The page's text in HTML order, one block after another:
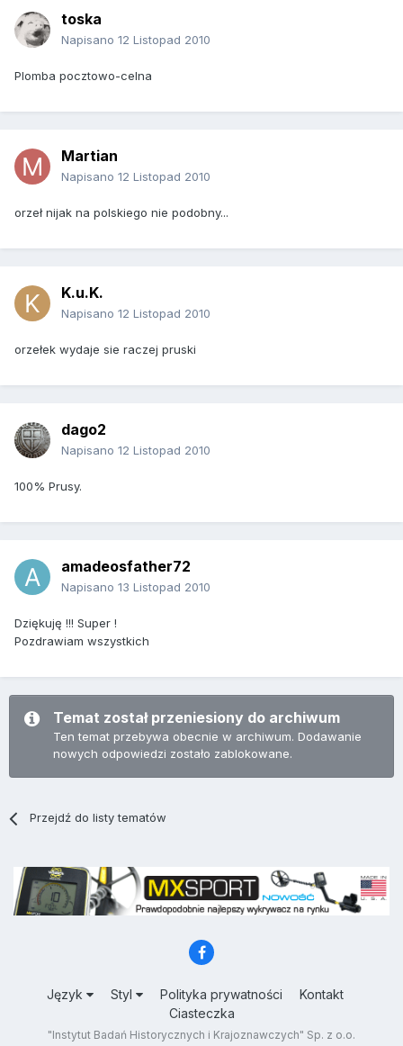
toska
Napisano 12 Listopad 2010
Plomba pocztowo-celna
Martian
Napisano 12 Listopad 2010
orzeł nijak na polskiego nie podobny...
K.u.K.
Napisano 12 Listopad 2010
orzełek wydaje sie raczej pruski
dago2
Napisano 12 Listopad 2010
100% Prusy.
amadeosfather72
Napisano 13 Listopad 2010
Dziękuję !!! Super !
Pozdrawiam wszystkich
Temat został przeniesiony do archiwum
Ten temat przebywa obecnie w archiwum. Dodawanie
nowych odpowiedzi zostało zablokowane.
Przejdź do listy tematów
Język Styl Polityka prywatności
Kontakt
Ciasteczka
"Instytut Badań Historycznych i Krajoznawczych" Sp. z o.o.